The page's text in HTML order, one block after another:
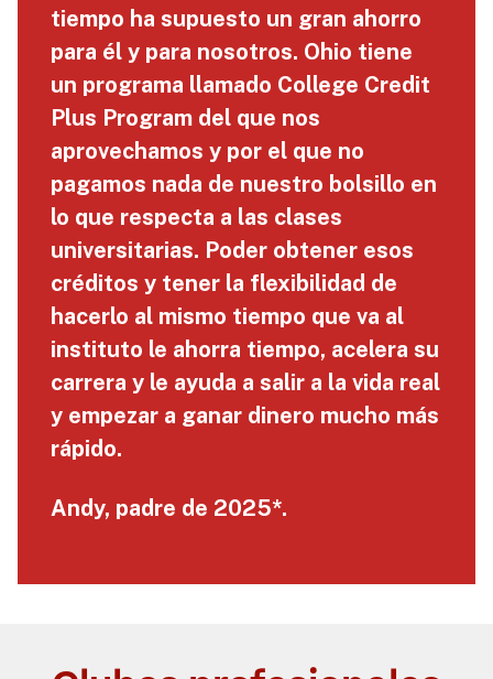
tiempo ha supuesto un gran ahorro
para él y para nosotros. Ohio tiene
un programa llamado College Credit
Plus Program del que nos
aprovechamos y por el que no
pagamos nada de nuestro bolsillo en
lo que respecta a las clases
universitarias. Poder obtener esos
créditos y tener la flexibilidad de
hacerlo al mismo tiempo que va al
instituto le ahorra tiempo, acelera su
carrera y le ayuda a salir a la vida real
y empezar a ganar dinero mucho más
rápido.
Andy, padre de 2025*.